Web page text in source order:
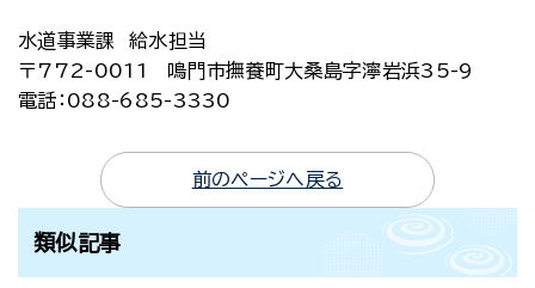
水道事業課 給水担当
〒772-0011 鳴門市撫養町大桑島字濘岩浜35-9
電話：088-685-3330
前のページへ戻る
類似記事